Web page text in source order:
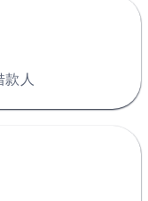
款人